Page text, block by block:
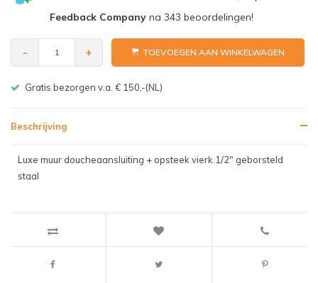
Feedback Companyna 343 beoordelingen!
- + TOEVOEGEN AAN WINKELWAGEN
Gratis bezorgen v.a. € 150,-(NL)
Beschrijving
Luxe muur doucheaansluiting + opsteek vierk.1/2" geborsteld
staal